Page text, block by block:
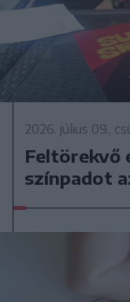
2026. július 09.,
Feltörekvő
színpadot